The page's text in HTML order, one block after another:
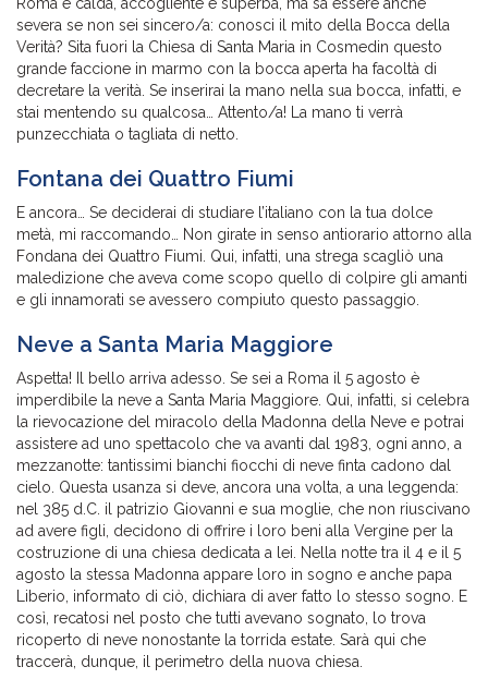
severa se non sei sincero/a: conosci il mito della Bocca della
Verità? Sita fuori la Chiesa di Santa Maria in Cosmedin questo
grande faccione in marmo con la bocca aperta ha facoltà di
decretare la verità. Se inserirai la mano nella sua bocca, infatti, e
stai mentendo su qualcosa… Attento/a! La mano ti verrà
punzecchiata o tagliata di netto.
Fontana dei Quattro Fiumi
E ancora… Se deciderai di studiare l’italiano con la tua dolce
metà, mi raccomando… Non girate in senso antiorario attorno alla
Fondana dei Quattro Fiumi. Qui, infatti, una strega scagliò una
maledizione che aveva come scopo quello di colpire gli amanti
e gli innamorati se avessero compiuto questo passaggio.
Neve a Santa Maria Maggiore
Aspetta! Il bello arriva adesso. Se sei a Roma il 5 agosto è
imperdibile la neve a Santa Maria Maggiore. Qui, infatti, si celebra
la rievocazione del miracolo della Madonna della Neve e potrai
assistere ad uno spettacolo che va avanti dal 1983, ogni anno, a
mezzanotte: tantissimi bianchi fiocchi di neve finta cadono dal
cielo. Questa usanza si deve, ancora una volta, a una leggenda:
nel 385 d.C. il patrizio Giovanni e sua moglie, che non riuscivano
ad avere figli, decidono di offrire i loro beni alla Vergine per la
costruzione di una chiesa dedicata a lei. Nella notte tra il 4 e il 5
agosto la stessa Madonna appare loro in sogno e anche papa
Liberio, informato di ciò, dichiara di aver fatto lo stesso sogno. E
così, recatosi nel posto che tutti avevano sognato, lo trova
ricoperto di neve nonostante la torrida estate. Sarà qui che
traccerà, dunque, il perimetro della nuova chiesa.